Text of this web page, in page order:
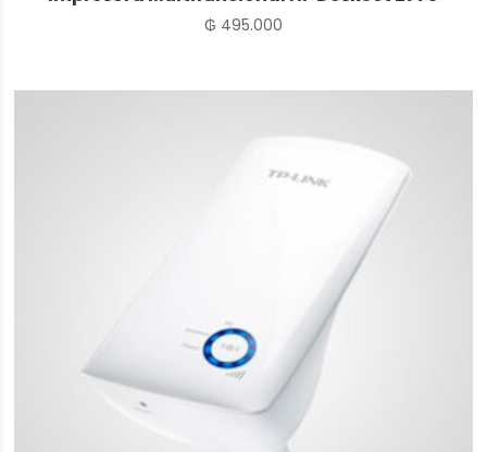
₲ 495.000